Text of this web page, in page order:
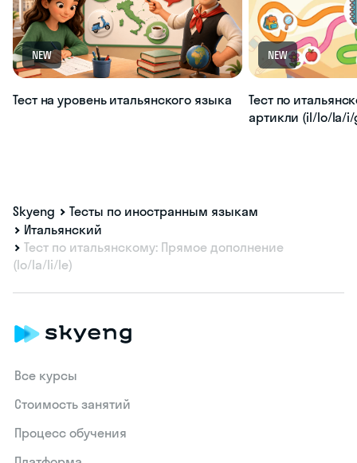
NEW
Тест на уровень итальянского языка
NEW
Тест по
артикли (il/lo/la/
Skyeng
Тесты по иностранным языкам
Итальянский
Тест по итальянскому: Прямое дополнение
(lo/la/li/le)
Все курсы
Стоимость занятий
Процесс обучения